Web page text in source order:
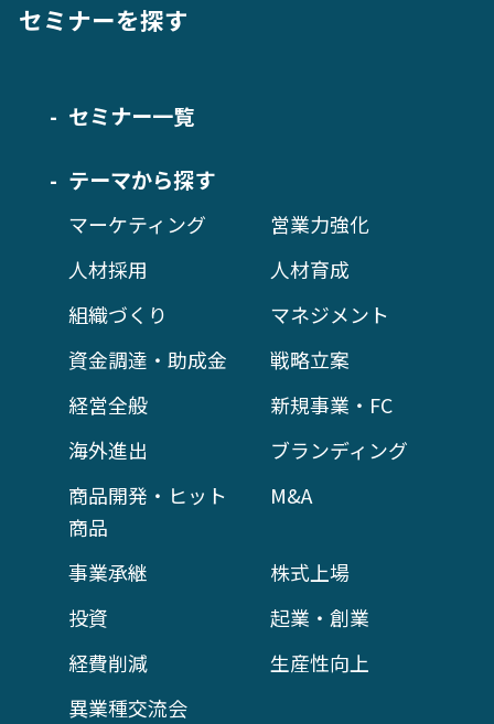
セミナーを探す
セミナー一覧
テーマから探す
マーケティング
営業力強化
人材採用
人材育成
組織づくり
マネジメント
資金調達・助成金
戦略立案
経営全般
新規事業・FC
海外進出
ブランディング
商品開発・ヒット
商品
M&A
事業承継
株式上場
投資
起業・創業
経費削減
生産性向上
異業種交流会